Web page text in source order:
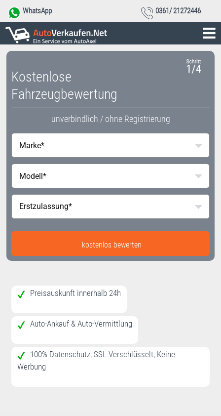
WhatsApp 0361/ 21272446
Kostenlose
Fahrzeugbewertung
unverbindlich / ohne Registrierung
kostenlos bewerten
Preisauskunft innerhalb 24h
Auto-Ankauf & Auto-Vermittlung
100% Datenschutz, SSL Verschlüsselt, Keine
Werbung